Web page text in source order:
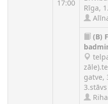
17:00
Rīga,
(B)
gatve,
3.stāvs